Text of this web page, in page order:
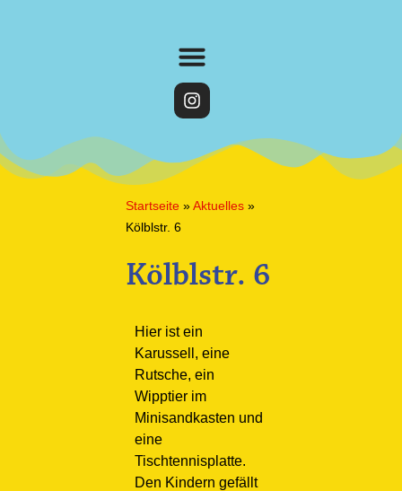
Startseite »Aktuelles »
Kölblstr. 6
Kölblstr. 6
Hier ist ein
Karussell, eine
Rutsche, ein
Wipptier im
Minisandkasten und
eine
Tischtennisplatte.
Den Kindern gefällt